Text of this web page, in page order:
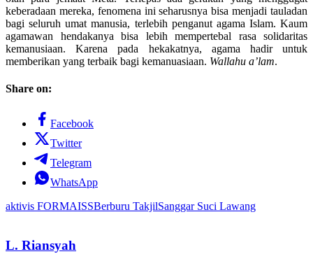
keberadaan mereka, fenomena ini seharusnya bisa menjadi tauladan
bagi seluruh umat manusia, terlebih penganut agama Islam. Kaum
agamawan hendakanya bisa lebih mempertebal rasa solidaritas
kemanusiaan. Karena pada hekakatnya, agama hadir untuk
memberikan yang terbaik bagi kemanuasiaan. Wallahu a’lam.
Share on:
Facebook
Twitter
Telegram
WhatsApp
aktivis FORMAISSBerburu TakjilSanggar Suci Lawang
L. Riansyah